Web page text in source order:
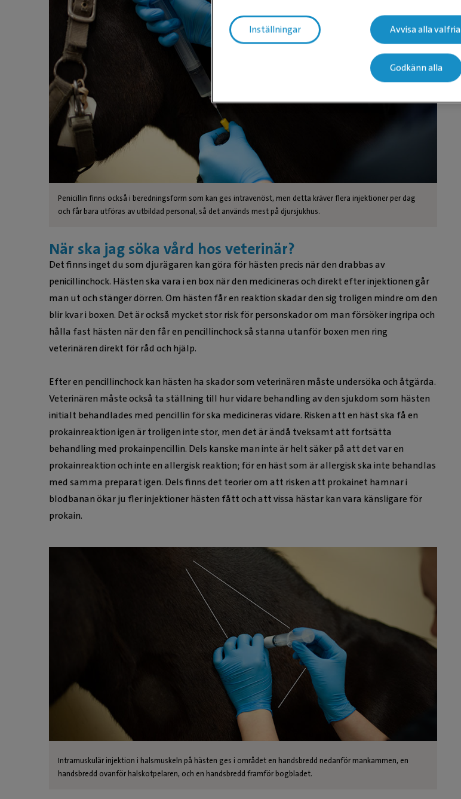
Penicillin finns också i beredningsform som kan ges intravenöst, men detta kräver flera injektioner per dag
och får bara utföras av utbildad personal, så det används mest på djursjukhus.
När ska jag söka vård hos veterinär?
Det finns inget du som djurägaren kan göra för hästen precis när den drabbas av
penicillinchock. Hästen ska vara i en box när den medicineras och direkt efter injektionen går
man ut och stänger dörren. Om hästen får en reaktion skadar den sig troligen mindre om den
blir kvar i boxen. Det är också mycket stor risk för personskador om man försöker ingripa och
hålla fast hästen när den får en pencillinchock så stanna utanför boxen men ring
veterinären direkt för råd och hjälp.
Efter en pencillinchock kan hästen ha skador som veterinären måste undersöka och åtgärda.
Veterinären måste också ta ställning till hur vidare behandling av den sjukdom som hästen
initialt behandlades med pencillin för ska medicineras vidare. Risken att en häst ska få en
prokainreaktion igen är troligen inte stor, men det är ändå tveksamt att fortsätta
behandling med prokainpencillin. Dels kanske man inte är helt säker på att det var en
prokainreaktion och inte en allergisk reaktion; för en häst som är allergisk ska inte behandlas
med samma preparat igen. Dels finns det teorier om att risken att prokainet hamnar i
blodbanan ökar ju fler injektioner hästen fått och att vissa hästar kan vara känsligare för
prokain.
Intramuskulär injektion i halsmuskeln på hästen ges i området en handsbredd nedanför mankammen, en
handsbredd ovanför halskotpelaren, och en handsbredd framför bogbladet.
Inställningar Avvisa alla valfria
Godkänn alla